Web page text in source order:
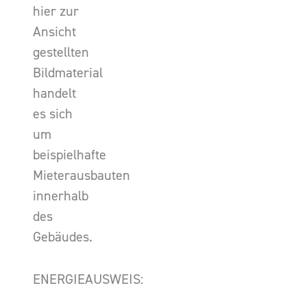
hier zur
Ansicht
gestellten
Bildmaterial
handelt
es sich
um
beispielhafte
Mieterausbauten
innerhalb
des
Gebäudes.
ENERGIEAUSWEIS: